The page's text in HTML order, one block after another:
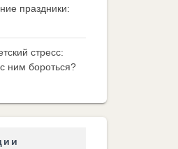
праздники:
стресс:
ним бороться?